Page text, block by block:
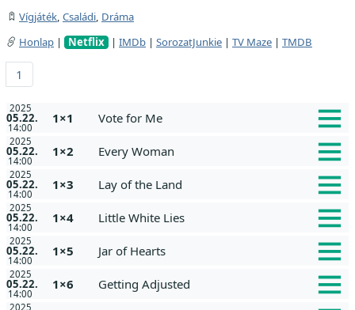
Vígjáték, Családi, Dráma
Honlap | Netflix | IMDb | SorozatJunkie | TV Maze | TMDB
1
2025
05.22.
14:00
1×1 Vote for Me
2025
05.22.
14:00
1×2 Every Woman
2025
05.22.
14:00
1×3 Lay of the Land
2025
05.22.
14:00
1×4 Little White Lies
2025
05.22.
14:00
1×5 Jar of Hearts
2025
05.22.
14:00
1×6 Getting Adjusted
2025